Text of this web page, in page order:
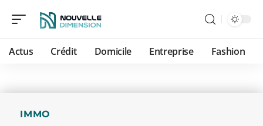
Actus Crédit Domicile Entreprise Fashion
IMMO